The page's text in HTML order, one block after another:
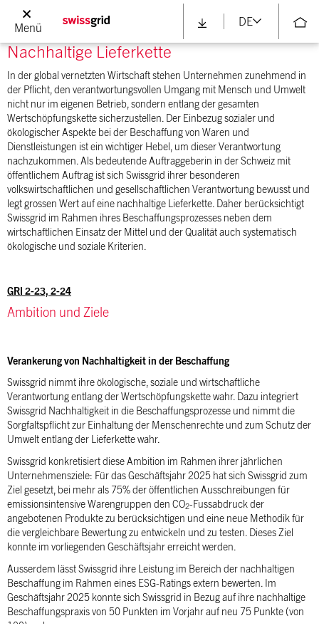
Menü
DE
ausreichenden Anfangsverdacht auf einen Rechtsverstoss durch Mitarbeitende.
Nachhaltige Lieferkette
In der global vernetzten Wirtschaft stehen Unternehmen zunehmend in
der Pflicht, den verantwortungsvollen Umgang mit Mensch und Umwelt
nicht nur im eigenen Betrieb, sondern entlang der gesamten
Wertschöpfungskette sicherzustellen. Der Einbezug sozialer und
ökologischer Aspekte bei der Beschaffung von Waren und
Dienstleistungen ist ein wichtiger Hebel, um dieser Verantwortung
nachzukommen. Als bedeutende Auftraggeberin in der Schweiz mit
öffentlichem Auftrag ist sich Swissgrid ihrer besonderen
volkswirtschaftlichen und gesellschaftlichen Verantwortung bewusst und
legt grossen Wert auf eine nachhaltige Lieferkette. Daher berücksichtigt
Swissgrid im Rahmen ihres Beschaffungsprozesses neben dem
wirtschaftlichen Einsatz der Mittel und der Qualität auch systematisch
ökologische und soziale Kriterien.
GRI 2-23, 2-24
Ambition und Ziele
Verankerung von Nachhaltigkeit in der Beschaffung
Swissgrid nimmt ihre ökologische, soziale und wirtschaftliche
Verantwortung entlang der Wertschöpfungskette wahr. Dazu integriert
Swissgrid Nachhaltigkeit in die Beschaffungsprozesse und nimmt die
Sorgfaltspflicht zur Einhaltung der Menschenrechte und zum Schutz der
Umwelt entlang der Lieferkette wahr.
Swissgrid konkretisiert diese Ambition im Rahmen ihrer jährlichen
Unternehmensziele: Für das Geschäftsjahr 2025 hat sich Swissgrid zum
Ziel gesetzt, bei mehr als 75% der öffentlichen Ausschreibungen für
emissionsintensive Warengruppen den CO2-Fussabdruck der
angebotenen Produkte zu berücksichtigen und eine neue Methodik für
die vergleichbare Bewertung zu entwickeln und zu testen. Dieses Ziel
konnte im vorliegenden Geschäftsjahr erreicht werden.
Ausserdem lässt Swissgrid ihre Leistung im Bereich der nachhaltigen
Beschaffung im Rahmen eines ESG-Ratings extern bewerten. Im
Geschäftsjahr 2025 konnte sich Swissgrid in Bezug auf ihre nachhaltige
Beschaffungspraxis von 50 Punkten im Vorjahr auf neu 75 Punkte (von
100) verbessern.